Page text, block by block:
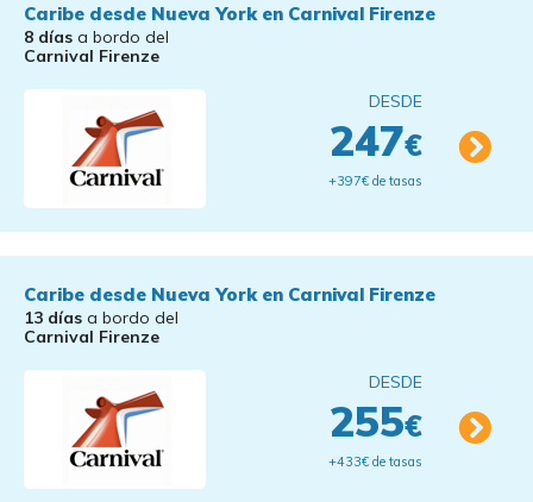
Caribe desde Nueva York en Carnival Firenze
8 días a bordo del
Carnival Firenze
DESDE
247€
+397€ de tasas
Caribe desde Nueva York en Carnival Firenze
13 días a bordo del
Carnival Firenze
DESDE
255€
+433€ de tasas